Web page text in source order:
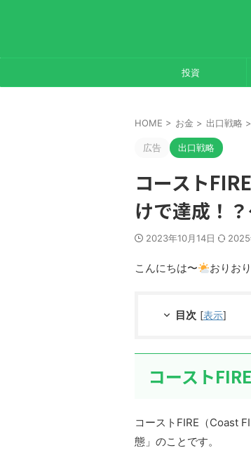
投資
HOME > お金 > 出口戦略 >
広告 出口戦略
コースト
けで達成！
2023年10月14日
こんにちは〜 おりお
目次 [表示]
コースト
コーストFIRE（Coast
態」のことです。